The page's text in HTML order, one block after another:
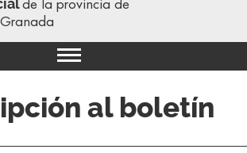
de la provincia de
Granada
al boletín